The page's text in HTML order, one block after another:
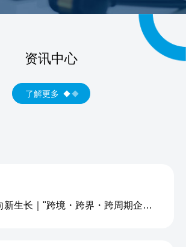
资讯中心
了解更多
向内扎根，向新生长｜"跨境・跨界・跨周期企业内生力沙龙"成功举办